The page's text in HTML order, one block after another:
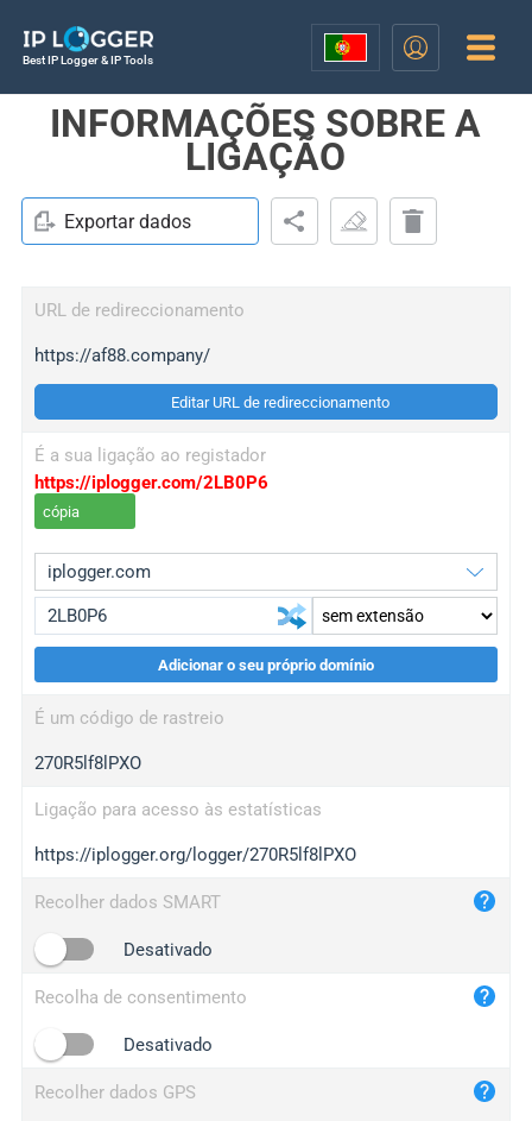
Best IP Logger & IP Tools
INFORMAÇÕES SOBRE A
LIGAÇÃO
Exportar dados
URL de redireccionamento
https://af88.company/
Editar URL de redireccionamento
É a sua ligação ao registador
https://iplogger.com/2LB0P6
cópia
wl.gl
ed.tc
bc.ax
iplogger.com
maper.info
2no.co
yip.su
iplogger.info
Adicionar o seu próprio domínio
É um código de rastreio
270R5lf8lPXO
Ligação para acesso às estatísticas
https://iplogger.org/logger/270R5lf8lPXO
Recolher dados SMART
Desativado
Recolha de consentimento
Desativado
Recolher dados GPS